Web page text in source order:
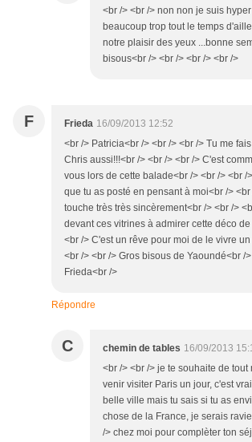
<br /> <br /> non non je suis
beaucoup trop tout le temps
notre plaisir des yeux ...bonne
bisous<br /> <br /> <br /> <br />
F Frieda 16/09/2013 12:52
<br /> Patricia<br /> <br /> <br /> Tu me
Chris aussi!!!<br /> <br /> <br /> C'est
vous lors de cette balade<br /> <br /> <br /
que tu as posté en pensant à moi<br /> <br
touche très très sincèrement<br /> <br />
devant ces vitrines à admirer cette déco
<br /> C'est un rêve pour moi de le vivre
<br /> <br /> Gros bisous de Yaoundé<br /
Frieda<br />
Répondre
C chemin de tables 16/09/2013
<br /> <br /> je te souhaite de tout
venir visiter Paris un jour, c'est
belle ville mais tu sais si tu as
chose de la France, je serais
/> chez moi pour complèter ton